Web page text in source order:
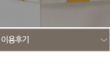
이용후기